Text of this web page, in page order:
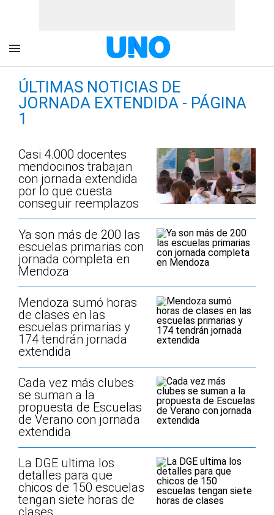
ÚLTIMAS NOTICIAS DE
JORNADA EXTENDIDA - PÁGINA
1
Casi 4.000 docentes
mendocinos trabajan
con jornada extendida
por lo que cuesta
conseguir reemplazos
Ya son más de 200 las
escuelas primarias con
jornada completa en
Mendoza
Mendoza sumó horas
de clases en las
escuelas primarias y
174 tendrán jornada
extendida
Cada vez más clubes
se suman a la
propuesta de Escuelas
de Verano con jornada
extendida
La DGE ultima los
detalles para que
chicos de 150 escuelas
tengan siete horas de
clases